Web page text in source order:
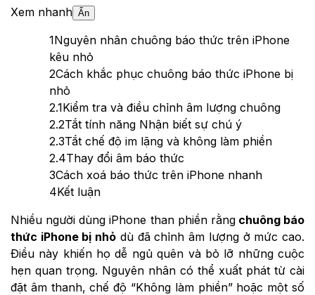
Xem nhanh Ẩn
1Nguyên nhân chuông báo thức trên iPhone
kêu nhỏ
2Cách khắc phục chuông báo thức iPhone bị
nhỏ
2.1Kiểm tra và điều chỉnh âm lượng chuông
2.2Tắt tính năng Nhận biết sự chú ý
2.3Tắt chế độ im lặng và không làm phiền
2.4Thay đổi âm báo thức
3Cách xoá báo thức trên iPhone nhanh
4Kết luận
Nhiều người dùng iPhone than phiền rằngchuông báo
thức iPhone bị nhỏ dù đã chỉnh âm lượng ở mức cao.
Điều này khiến họ dễ ngủ quên và bỏ lỡ những cuộc
hẹn quan trọng. Nguyên nhân có thể xuất phát từ cài
đặt âm thanh, chế độ “Không làm phiền” hoặc một số